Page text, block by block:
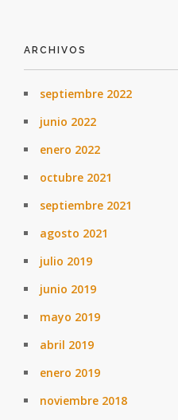
ARCHIVOS
septiembre 2022
junio 2022
enero 2022
octubre 2021
septiembre 2021
agosto 2021
julio 2019
junio 2019
mayo 2019
abril 2019
enero 2019
noviembre 2018